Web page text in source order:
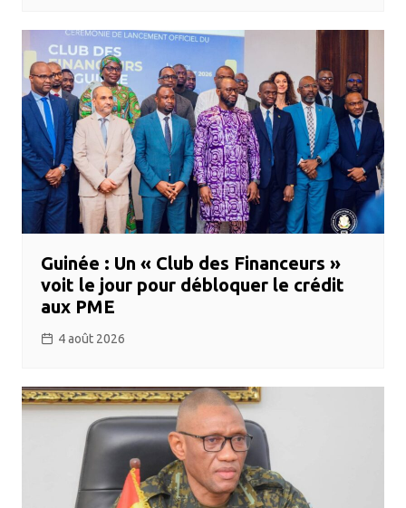
Guinée : Un « Club des Financeurs »
voit le jour pour débloquer le crédit
aux PME
4 août 2026